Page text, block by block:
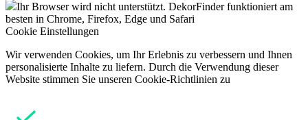
Ihr Browser wird nicht unterstützt. DekorFinder funktioniert am
besten in Chrome, Firefox, Edge und Safari
Cookie Einstellungen
Wir verwenden Cookies, um Ihr Erlebnis zu verbessern und Ihnen
personalisierte Inhalte zu liefern. Durch die Verwendung dieser
Website stimmen Sie unseren Cookie-Richtlinien zu